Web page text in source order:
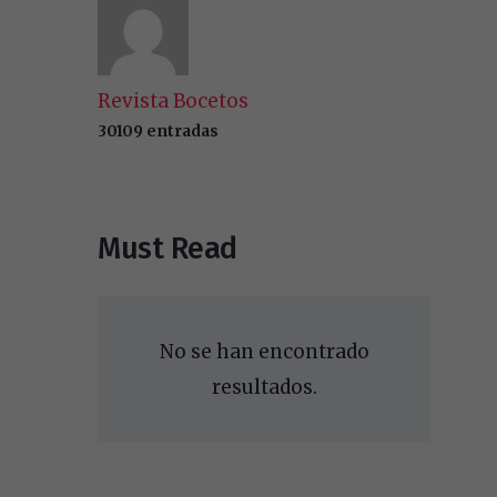
Revista Bocetos
30109 entradas
Must Read
No se han encontrado
resultados.